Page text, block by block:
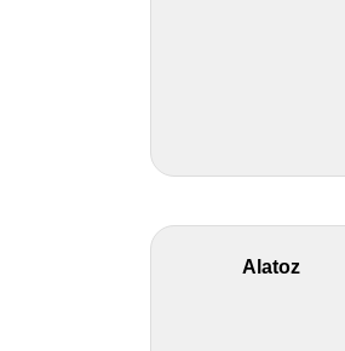
Alatoz